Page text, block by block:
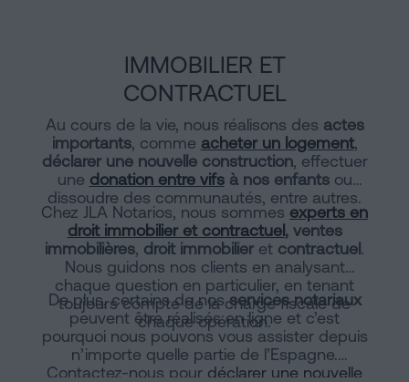
IMMOBILIER ET
CONTRACTUEL
Au cours de la vie, nous réalisons des actes
importants, comme acheter un logement,
déclarer une nouvelle construction, effectuer
une donation entre vifsà nos enfantsou
dissoudre des communautés, entre autres.
Chez JLA Notarios, nous sommes experts en
droit immobilier et contractuel, ventes
immobilières droit immobilier et contractuel
Nous guidons nos clients en analysant
chaque question en particulier, en tenant
toujours compte de la charge fiscale de
chaque opération.
De plus, certains de nosservices notariaux
peuvent être réalisés en ligne et c’est
pourquoi nous pouvons vous assister depuis
n’importe quelle partie de l’Espagne.
Contactez-nous pour déclarer une nouvelle